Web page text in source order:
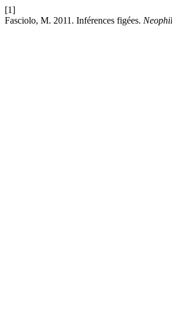
[1]
Fasciolo, M. 2011. Inférences figées.